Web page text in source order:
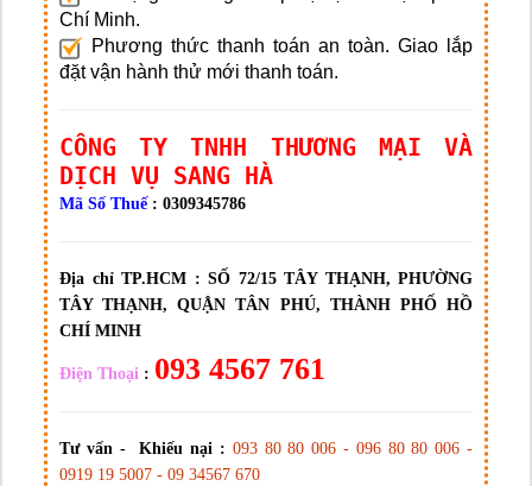
Chí Minh.
Phương thức thanh toán an toàn. Giao lắp
đặt vận hành thử mới thanh toán.
CÔNG TY TNHH THƯƠNG MẠI VÀ
DỊCH VỤ SANG HÀ
Mã Số Thuế : 0309345786
Địa chỉ TP.HCM : SỐ 72/15 TÂY THẠNH, PHƯỜNG
TÂY THẠNH, QUẬN TÂN PHÚ, THÀNH PHỐ HỒ
CHÍ MINH
Điện Thoại : 093 4567 761
Tư vấn - Khiếu nại : 093 80 80 006 - 096 80 80 006 -
0919 19 5007 - 09 34567 670